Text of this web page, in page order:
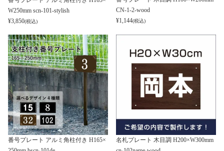
W250mm scn-101-stylish
¥3,850(税込)
CN-1-2-wood
¥1,144(税込)
番号プレート アルミ角柱付き H165×
名札プレート 木目調 H200×W300mm